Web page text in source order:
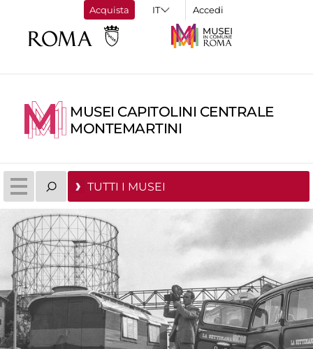
Acquista Accedi
MUSEI CAPITOLINI CENTRALE
MONTEMARTINI
TUTTI I MUSEI